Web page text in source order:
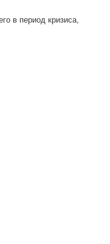
в период кризиса,